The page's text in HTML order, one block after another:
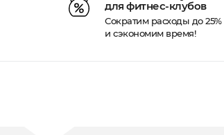
для фитнес-клубов
Сократим расходы до 25%
и сэкономим время!